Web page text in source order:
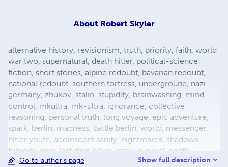
About Robert Skyler
alternative history, revisionism, truth, priority, faith, world
war two, supernatural, death hitler, political-science
fiction, short stories, alpine redoubt, bavarian redoubt,
national redoubt, southern fortress, underground, nazi
germany, zhukov, stalin, stupidity, brainwashing, mind
control, mkultra, mk-ultra, ignorance, collective
reasoning, personal truth, long voyage, epic adventure,
spark, berlin, madness, battle berlin, world, messenger,
hitler youth, adolescent sanity, nightmares, shadows,
fuhrerbunker, last days hitler, army, survival, death,
mortality, reich chancellery, drunk guard, dealing with
Go to author's page Show full description